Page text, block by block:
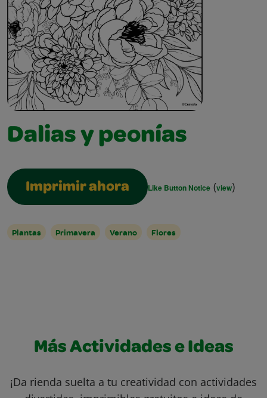
Dalias y peonías
Imprimir ahora Like Button Notice (view)
Plantas Primavera Verano Flores
Más Actividades e Ideas
¡Da rienda suelta a tu creatividad con actividades